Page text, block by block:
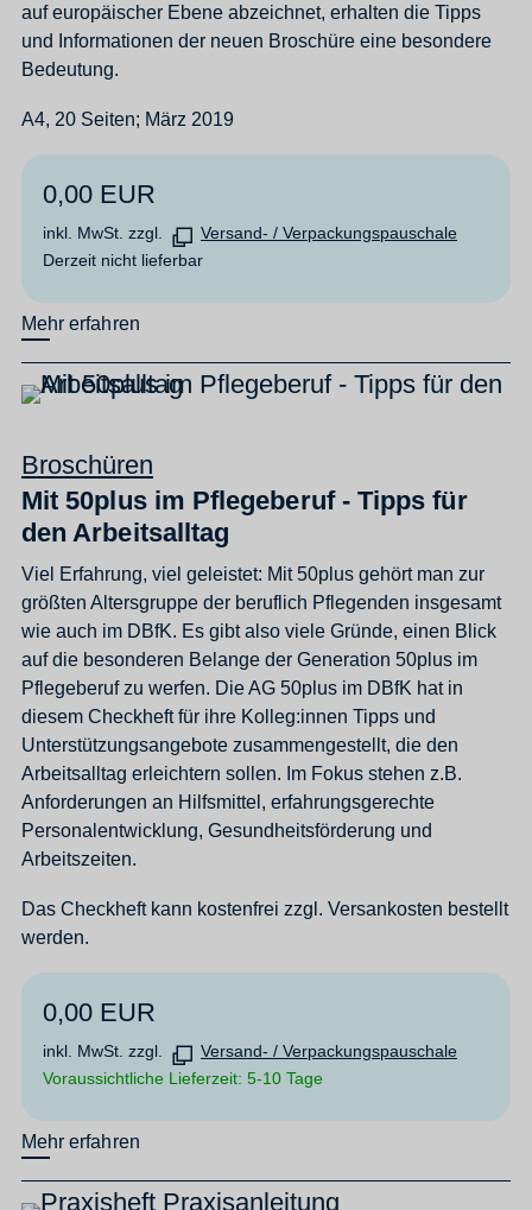
auf europäischer Ebene abzeichnet, erhalten die Tipps
und Informationen der neuen Broschüre eine besondere
Bedeutung.
A4, 20 Seiten; März 2019
0,00 EUR
inkl. MwSt. zzgl.
Versand- / Verpackungspauschale
Derzeit nicht lieferbar
Mehr erfahren
Broschüren
Mit 50plus im Pflegeberuf - Tipps für
den Arbeitsalltag
Viel Erfahrung, viel geleistet: Mit 50plus gehört man zur
größten Altersgruppe der beruflich Pflegenden insgesamt
wie auch im DBfK. Es gibt also viele Gründe, einen Blick
auf die besonderen Belange der Generation 50plus im
Pflegeberuf zu werfen. Die AG 50plus im DBfK hat in
diesem Checkheft für ihre Kolleg:innen Tipps und
Unterstützungsangebote zusammengestellt, die den
Arbeitsalltag erleichtern sollen. Im Fokus stehen z.B.
Anforderungen an Hilfsmittel, erfahrungsgerechte
Personalentwicklung, Gesundheitsförderung und
Arbeitszeiten.
Das Checkheft kann kostenfrei zzgl. Versankosten bestellt
werden.
0,00 EUR
inkl. MwSt. zzgl.
Versand- / Verpackungspauschale
Voraussichtliche Lieferzeit: 5-10 Tage
Mehr erfahren